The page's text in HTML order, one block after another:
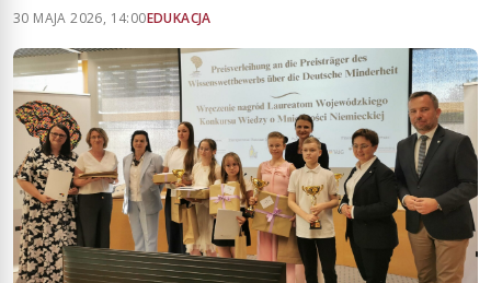
30 MAJA 2026, 14:00EDUKACJA